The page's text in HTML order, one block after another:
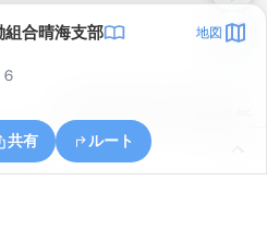
合晴海支部 地図
共有 ルート
目３